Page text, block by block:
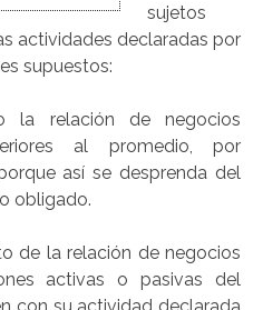
sujetos
actividades declaradas por
supuestos:
la relación de negocios
al promedio, por
así se desprenda del
obligado.
de la relación de negocios
activas o pasivas del